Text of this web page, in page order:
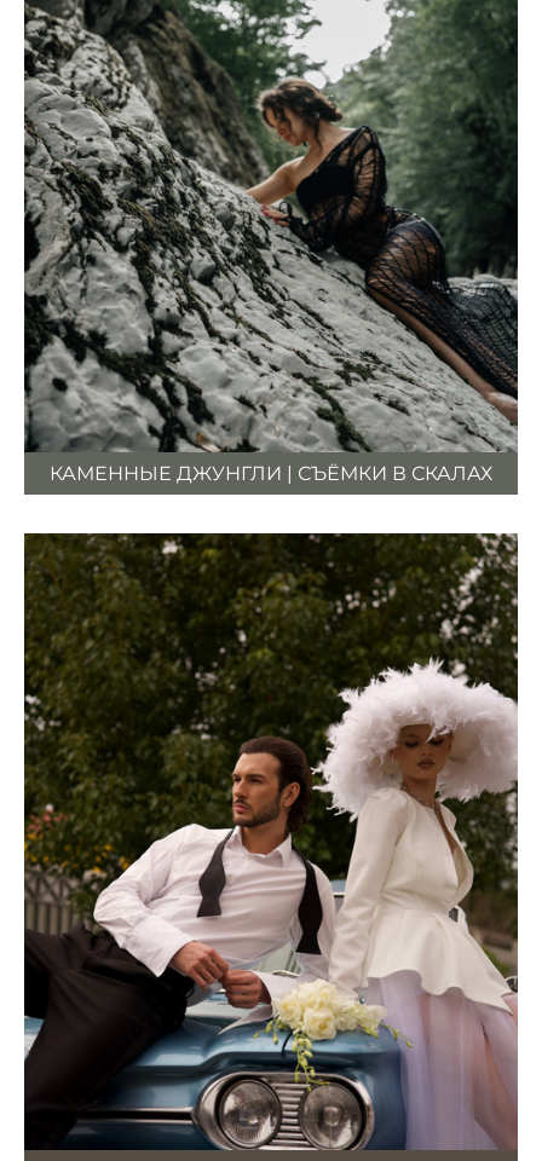
КАМЕННЫЕ ДЖУНГЛИ | СЪЁМКИ В СКАЛАХ